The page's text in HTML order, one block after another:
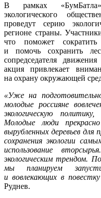
В рамках «БумБатла»
экологического
проведут серию
регионе страны.
что поможет
и помочь сохранить
сопредседателя
акция привлекает
на охрану окружающей
«Уже на
молодые россияне
экологическую
Молодые люди
вырубленных деревьев для
сохранения экологии
использование вторсырья.
экологическим трендом.
мы планируем
и вовлекающих в
Руднев.